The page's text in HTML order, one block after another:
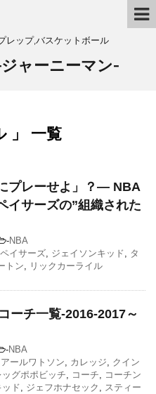
レップ,バスケットボール
ャーニーマン-
」 一覧
プレーせよ」？— NBA
イサーズの”組織された
-NBA
イサーズ, ジェイソンキッド, タ
トン, リックカーライル
ーチ一覧-2016-2017～
-NBA
アールワトソン, カレッジ, クイン
ッグポポビッチ, コーチ, コーチン
ド, ジェフホナセック , スティー